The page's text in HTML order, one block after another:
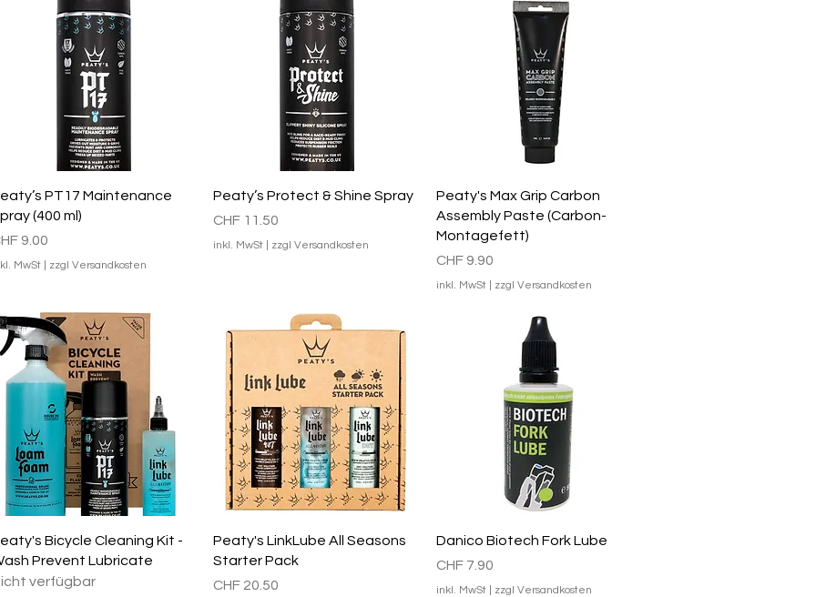
Schnellansicht
PT17 Maintenance
(400 ml)
9.00
MwSt| zzgl Versandkosten
Schnellansicht
Peaty’s Protect & Shine Spray
Preis
CHF 11.50
inkl. MwSt zzgl Versandkosten
Schnellansicht
Peaty's Max Grip Carbon
Assembly Paste (Carbon-
Montagefett)
Preis
CHF 9.90
inkl. MwSt| zzgl Versandkosten
Schnellansicht
Bicycle Cleaning Kit -
Prevent Lubricate
verfügbar
Schnellansicht
Peaty's LinkLube All Seasons
Starter Pack
Preis
CHF 20.50
Schnellansicht
Danico Biotech Fork Lube
Preis
CHF 7.90
inkl. MwSt| zzgl Versandkosten